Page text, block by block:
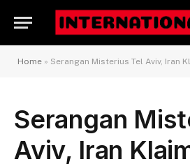
Home » Serangan Misterius Tel Aviv, Iran
Serangan
Aviv, Iran